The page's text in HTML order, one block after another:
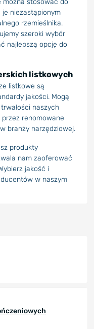
je niezastąpionym
rzemieślnika.
szeroki wybór
najlepszą opcję do
listkowych
listkowe są
jakości. Mogą
naszych
renomowane
branży narzędziowej.
produkty
nam zaoferować
jakość i
w naszym